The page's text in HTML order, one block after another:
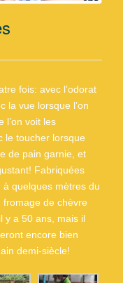
fois: avec l’odorat
la vue lorsque l’on
l’on voit les
le toucher lorsque
de pain garnie, et
Fabriquées
quelques mètres du
fromage de chèvre
y a 50 ans, mais il
encore bien
demi-siècle!